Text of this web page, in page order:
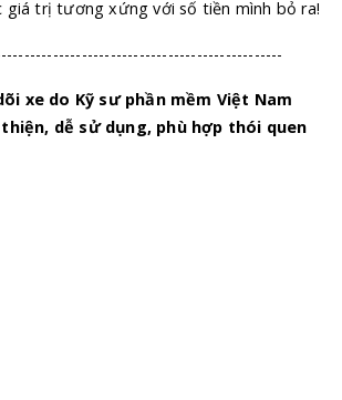
giá trị tương xứng với số tiền mình bỏ ra!
xe do Kỹ sư phần mềm Việt Nam
dễ sử dụng, phù hợp thói quen